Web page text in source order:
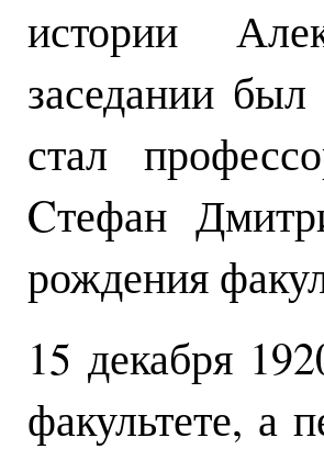
истории
заседании
стал
Cтефан
рождения
15 декабря
факультете, а